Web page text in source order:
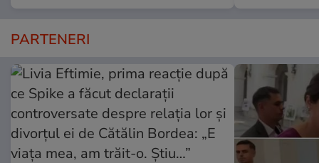
PARTENERI